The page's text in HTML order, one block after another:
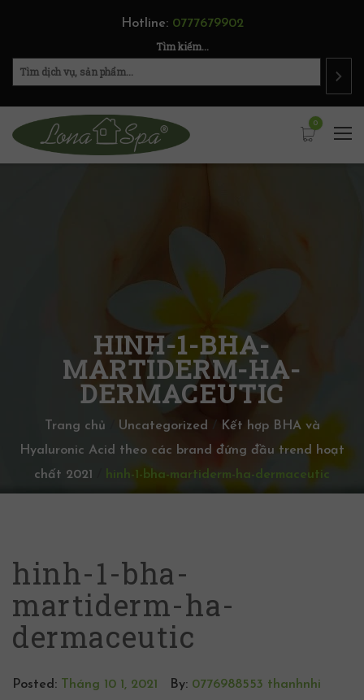
Hotline: 0777679902
Tìm kiếm...
0
HINH-1-BHA-
MARTIDERM-HA-
DERMACEUTIC
Trang chủ Uncategorized
Kết hợp BHA và
Hyaluronic Acid theo các brand đứng đầu trend hoạt
chất 2021
hinh-1-bha-martiderm-ha-dermaceutic
hinh-1-bha-
martiderm-ha-
dermaceutic
Posted: Tháng 10 1, 2021 By: 0776988553 thanhnhi